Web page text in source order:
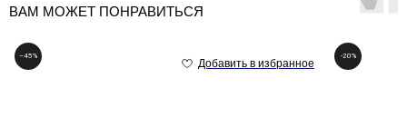
ВАМ МОЖЕТ ПОНРАВИТЬСЯ
–45% -20%